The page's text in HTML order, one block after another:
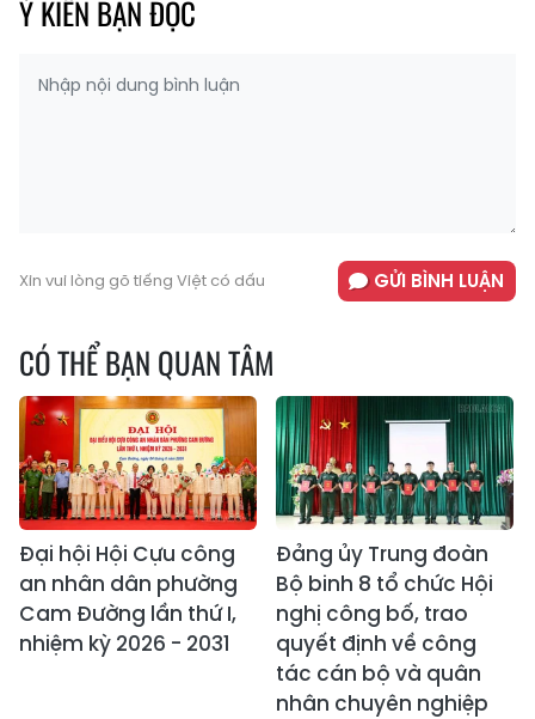
Ý KIẾN BẠN ĐỌC
Xin vui lòng gõ tiếng Việt có dấu GỬI BÌNH LUẬN
CÓ THỂ BẠN QUAN TÂM
Đại hội Hội Cựu công
an nhân dân phường
Cam Đường lần thứ I,
nhiệm kỳ 2026 - 2031
Đảng ủy Trung đoàn
Bộ binh 8 tổ chức Hội
nghị công bố, trao
quyết định về công
tác cán bộ và quân
nhân chuyên nghiệp